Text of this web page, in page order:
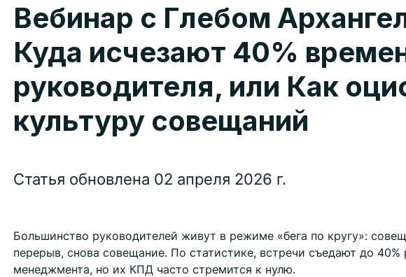
Вебинар c Глебом
Куда исчезают 40%
руководителя, или Как
культуру совещаний
Статья обновлена 02 апреля 2026 г.
Большинство руководителей живут в режиме «бега по кругу»:
перерыв, снова совещание. По статистике, встречи съедают до 40%
менеджмента, но их КПД часто стремится к нулю.